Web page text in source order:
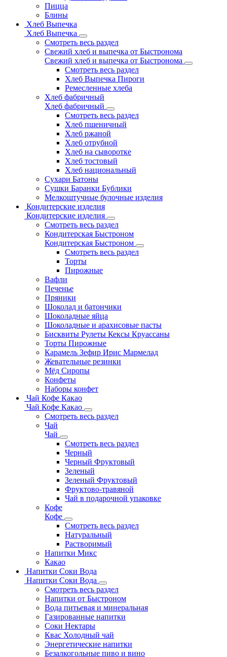
Пицца
Блины
Хлеб Выпечка
Хлеб Выпечка
Смотреть весь раздел
Свежий хлеб и выпечка от Быстронома
Свежий хлеб и выпечка от Быстронома
Смотреть весь раздел
Хлеб Выпечка Пироги
Ремесленные хлеба
Хлеб фабричный
Хлеб фабричный
Смотреть весь раздел
Хлеб пшеничный
Хлеб ржаной
Хлеб отрубной
Хлеб на сыворотке
Хлеб тостовый
Хлеб национальный
Сухари Батоны
Сушки Баранки Бублики
Мелкоштучные булочные изделия
Кондитерские изделия
Кондитерские изделия
Смотреть весь раздел
Кондитерская Быстроном
Кондитерская Быстроном
Смотреть весь раздел
Торты
Пирожные
Вафли
Печенье
Пряники
Шоколад и батончики
Шоколадные яйца
Шоколадные и арахисовые пасты
Бисквиты Рулеты Кексы Круассаны
Торты Пирожные
Карамель Зефир Ирис Мармелад
Жевательные резинки
Мёд Сиропы
Конфеты
Наборы конфет
Чай Кофе Какао
Чай Кофе Какао
Смотреть весь раздел
Чай
Чай
Смотреть весь раздел
Черный
Черный Фруктовый
Зеленый
Зеленый Фруктовый
Фруктово-травяной
Чай в подарочной упаковке
Кофе
Кофе
Смотреть весь раздел
Натуральный
Растворимый
Напитки Микс
Какао
Напитки Соки Вода
Напитки Соки Вода
Смотреть весь раздел
Напитки от Быстроном
Вода питьевая и минеральная
Газированные напитки
Соки Нектары
Квас Холодный чай
Энергетические напитки
Безалкогольные пиво и вино